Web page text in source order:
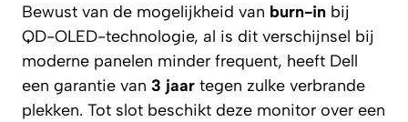
Bewust van de mogelijkheid van burn-in bij
QD-OLED-technologie, al is dit verschijnsel bij
moderne panelen minder frequent, heeft Dell
een garantie van 3 jaar tegen zulke verbrande
plekken. Tot slot beschikt deze monitor over een